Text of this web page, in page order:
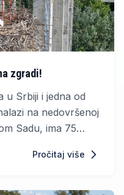
zgradi!
u Srbiji i jedna od
na nedovršenoj
Sadu, ima 75
Pročitaj više